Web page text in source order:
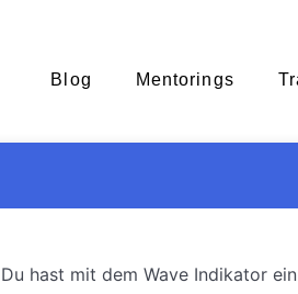
Blog Mentorings
Du hast mit dem Wave Indikator